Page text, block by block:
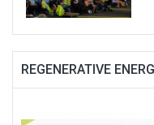
REGENERATIVE